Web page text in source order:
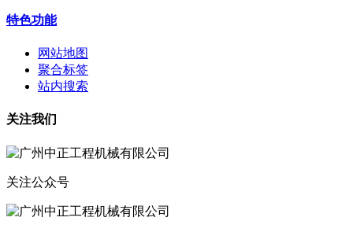
特色功能
网站地图
聚合标签
站内搜索
关注我们
关注公众号